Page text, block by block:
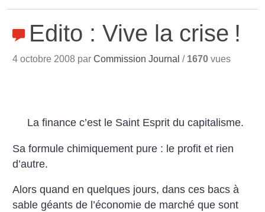
Edito : Vive la crise !
4 octobre 2008 parCommission Journal / 1670 vues
La finance c’est le Saint Esprit du capitalisme.
Sa formule chimiquement pure : le profit et rien
d’autre.
Alors quand en quelques jours, dans ces bacs à
sable géants de l’économie de marché que sont